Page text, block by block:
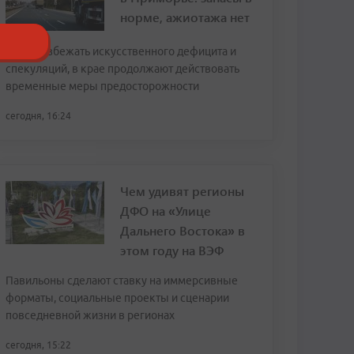
норме, ажиотажа нет
Чтобы избежать искусственного дефицита и
спекуляций, в крае продолжают действовать
временные меры предосторожности
сегодня, 16:24
Чем удивят регионы
ДФО на «Улице
Дальнего Востока» в
этом году на ВЭФ
Павильоны сделают ставку на иммерсивные
форматы, социальные проекты и сценарии
повседневной жизни в регионах
сегодня, 15:22